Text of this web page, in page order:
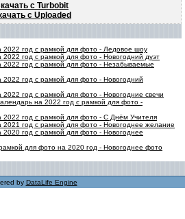
с Turbobit
с Uploaded
2022 год с рамкой для фото - Ледовое шоу
год с рамкой для фото - Новогодний дуэт
2022 год с рамкой для фото - Незабываемые
год с рамкой для фото - Новогодний
год с рамкой для фото - Новогодние свечи
на 2022 год с рамкой для фото -
2022 год с рамкой для фото - С Днём Учителя
год с рамкой для фото - Новогоднее желание
год с рамкой для фото - Новогоднее
для фото на 2020 год - Новогоднее фото
by DataLife Engine